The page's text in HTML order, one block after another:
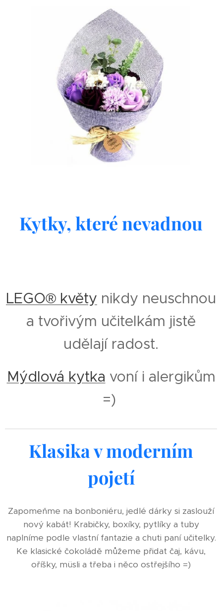
Kytky, které nevadnou
LEGO® květy nikdy neuschnou
a tvořivým učitelkám jistě
udělají radost.
Mýdlová kytka voní i alergikům
=)
Klasika v moderním
pojetí
Zapomeňme na bonboniéru, jedlé dárky si zaslouží
nový kabát! Krabičky, boxíky, pytlíky a tuby
naplníme podle vlastní fantazie a chuti paní učitelky.
Ke klasické čokoládě můžeme přidat čaj, kávu,
oříšky, müsli a třeba i něco ostřejšího =)